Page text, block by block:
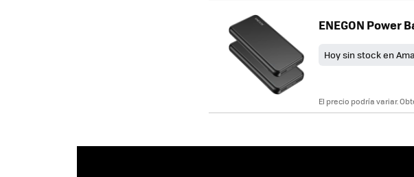
ENEGON Power
Hoy sin stock en
El precio podría variar.